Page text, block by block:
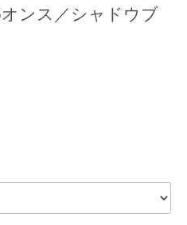
ンス／シャドウブ